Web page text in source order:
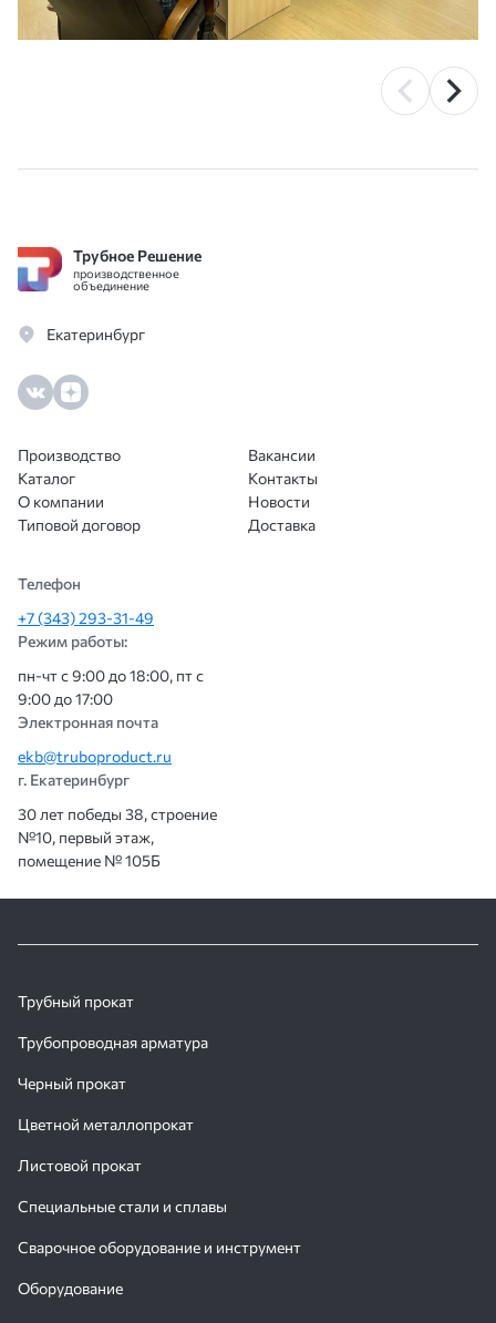
Трубное Решение
производственное
объединение
Екатеринбург
Производство
Каталог
О компании
Типовой договор
Вакансии
Контакты
Новости
Доставка
Телефон
+7 (343) 293-31-49
Режим работы:
пн-чт с 9:00 до 18:00, пт с
9:00 до 17:00
Электронная почта
ekb@truboproduct.ru
г. Екатеринбург
30 лет победы 38, строение
№10, первый этаж,
помещение № 105Б
Трубный прокат
Трубопроводная арматура
Черный прокат
Цветной металлопрокат
Листовой прокат
Специальные стали и сплавы
Сварочное оборудование и инструмент
Оборудование